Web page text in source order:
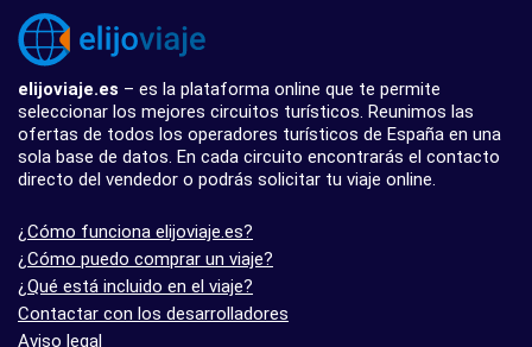
elijoviaje.es – es la plataforma online que te permite
seleccionar los mejores circuitos turísticos. Reunimos las
ofertas de todos los operadores turísticos de España en una
sola base de datos. En cada circuito encontrarás el contacto
directo del vendedor o podrás solicitar tu viaje online.
¿Cómo funciona elijoviaje.es?
¿Cómo puedo comprar un viaje?
¿Qué está incluido en el viaje?
Contactar con los desarrolladores
Aviso legal